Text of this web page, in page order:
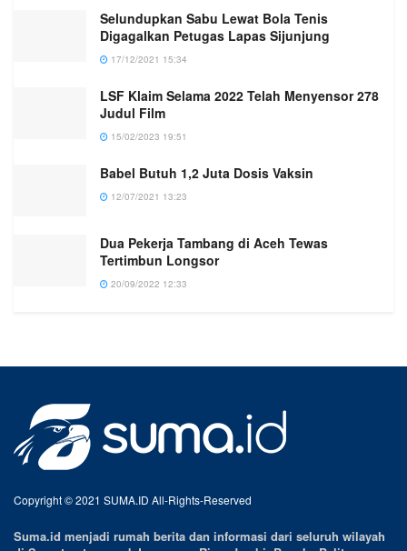
Selundupkan Sabu Lewat Bola Tenis
Digagalkan Petugas Lapas Sijunjung
17/12/2021 15:34
LSF Klaim Selama 2022 Telah Menyensor 278
Judul Film
15/02/2023 19:51
Babel Butuh 1,2 Juta Dosis Vaksin
12/07/2021 13:23
Dua Pekerja Tambang di Aceh Tewas
Tertimbun Longsor
20/09/2022 12:33
Copyright © 2021 SUMA.ID All-Rights-Reserved
Suma.id menjadi rumah berita dan informasi dari seluruh wilayah